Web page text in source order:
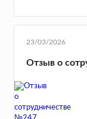
23/03/2026
Отзыв о